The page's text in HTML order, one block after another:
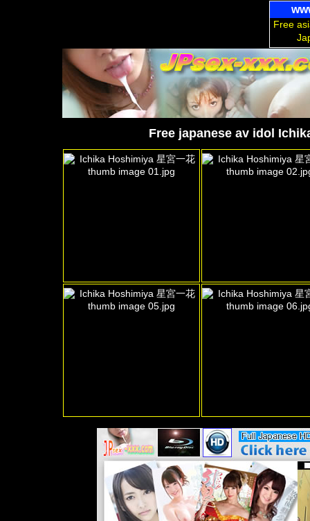
Free
Free japanese av idol